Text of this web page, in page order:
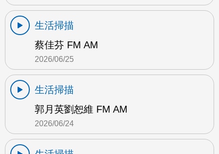
生活掃描
蔡佳芬 FM AM
2026/06/25
生活掃描
郭月英劉恕維 FM AM
2026/06/24